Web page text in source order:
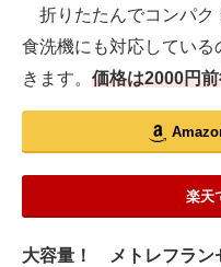
折りたたんでコンパク
食洗機にも対応してい
きます。 価格は2000円
楽天
大容量！ メトレフラン